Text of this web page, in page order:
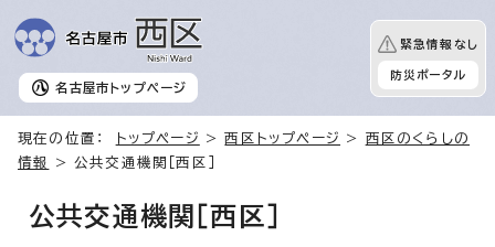
名古屋市 トップページ
緊急情報なし
防災ポータル
現在の位置： トップページ >西区トップページ > 西区のくらしの
情報
> 公共交通機関［西区］
公共交通機関［西区］